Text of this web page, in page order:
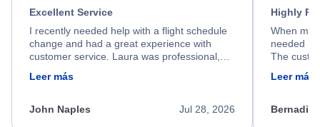
Excellent Service
I recently needed help with a flight schedule
change and had a great experience with
customer service. Laura was professional,
friendly, and very helpful throughout the
process. She quickly found a solution and
appreciate her excellent service.
Leer más
Jul 28, 2026
John Naples
Highly
When my
needed
The
calm,
Leer más